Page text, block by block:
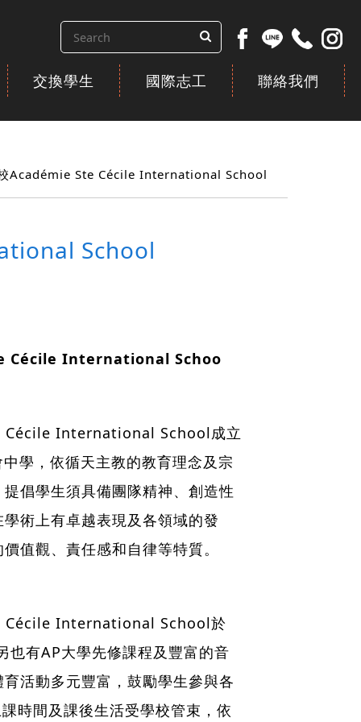
交換學生 國際志工 聯絡我們
Académie Ste Cécile International School
School
Cécile International Schoo
Cécile International School成立
學，依循天主教的教育理念及宗
倡學生須具備團隊精神、創造性
術上有卓越表現及各領域的發
值觀、責任感和自律等特質。
Cécile International School於
也有AP大學先修課程及豐富的音
活動多元豐富，鼓勵學生參與各
時間及課後生活受學校管束，依